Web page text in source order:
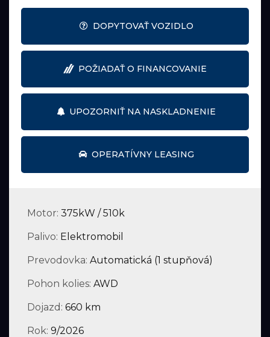
DOPYTOVAŤ VOZIDLO
POŽIADAŤ O FINANCOVANIE
UPOZORNIŤ NA NASKLADNENIE
OPERATÍVNY LEASING
Motor: 375kW / 510k
Palivo: Elektromobil
Prevodovka: Automatická (1 stupňová)
Pohon kolies: AWD
Dojazd: 660 km
Rok: 9/2026